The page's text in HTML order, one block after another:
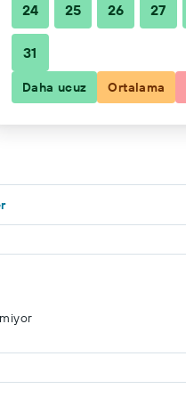
14.08 Cum
24 25 26 27
31
Daha ucuz Ortalama